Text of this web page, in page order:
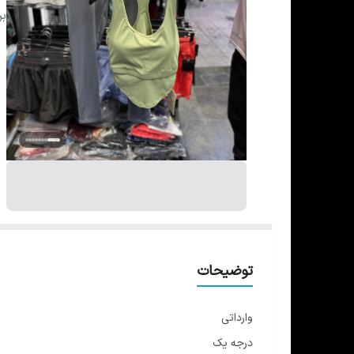
توضیحات
وارداتی
درجه یک